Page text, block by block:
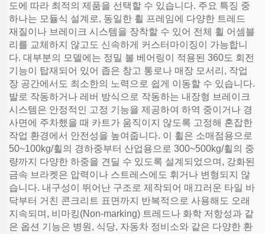
도에 따라 최적의 제품을 선택할 수 있습니다. 주요 특징 중
하나는 모듈식 설계로, 동일한 휠 프레임에 다양한 트레드
재질이나 브레이크 시스템을 장착할 수 있어 전체 휠 어셈블
리를 교체하지 않고도 신속하게 커스터마이징이 가능합니
다. 대부분의 모델에는 정밀 볼 베어링이 적용된 360도 회전
기능이 탑재되어 있어 좁은 창고 통로나 매장 모서리, 작업
장 공간에서도 최소한의 노력으로 쉽게 이동할 수 있습니다.
발로 작동하거나 레버 방식으로 작동하는 내장형 브레이크
시스템은 안정적인 고정 기능을 제공하여 하역 중이거나 경
사면에 주차했을 때 카트가 움직이지 않도록 고정해 혼잡한
작업 환경에서 안전성을 높여줍니다. 이 휠은 소매점용으로
50~100kg/휠의 경하중부터 산업용으로 300~500kg/휠의 중
량까지 다양한 하중을 견딜 수 있도록 설계되었으며, 강화된
금속 브라켓은 압력이나 스트레스에도 휘거나 변형되지 않
습니다. 내구성이 뛰어난 구조로 제작되어 매끄러운 타일 바
닥부터 거친 콘크리트 표면까지 반복적으로 사용해도 오래
지속되며, 비마킹(Non-marking) 트레드나 화학 저항성과 같
은 옵션 기능은 병원, 식당, 자동차 정비소와 같은 다양한 환